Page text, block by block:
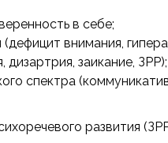
в себе;
внимания,
дизартрия, заикание, ЗРР);
спектра
развития